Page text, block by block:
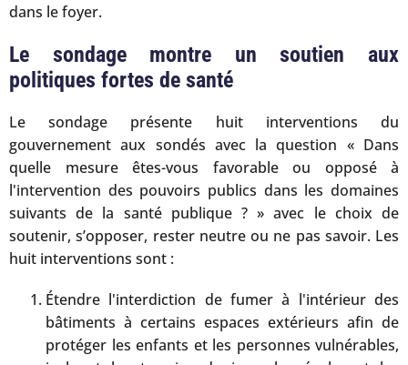
dans le foyer.
Le sondage montre un soutien aux
politiques fortes de santé
Le sondage présente huit interventions du
gouvernement aux sondés avec la question « Dans
quelle mesure êtes-vous favorable ou opposé à
l'intervention des pouvoirs publics dans les domaines
suivants de la santé publique ? » avec le choix de
soutenir, s’opposer, rester neutre ou ne pas savoir. Les
huit interventions sont :
Étendre l'interdiction de fumer à l'intérieur des
bâtiments à certains espaces extérieurs afin de
protéger les enfants et les personnes vulnérables,